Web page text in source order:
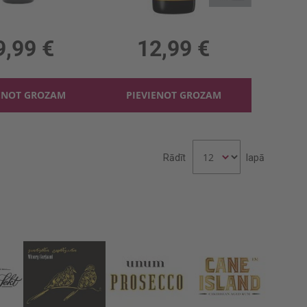
€
GROZAM
12,99 €
PIEVIENOT GROZAM
Rādīt lapā